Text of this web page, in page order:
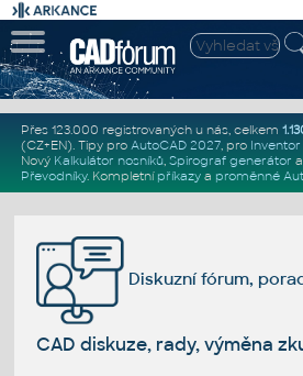
Přes 123.000 registrovaných u nás, celkem
(CZ+EN). Tipy pro AutoCAD 2027, pro
Nový Kalkulátor nosníků, Spirograf generátor a
Převodníky. Kompletní příkazya proměnné
Diskuzní fórum,
CAD diskuze, rady, výměna